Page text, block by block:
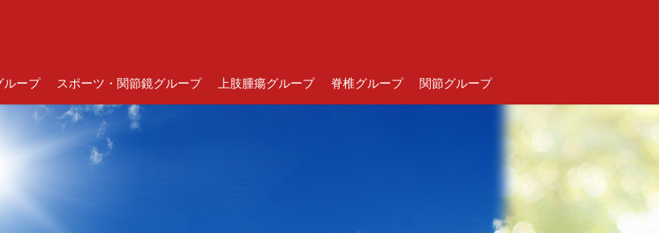
ループ スポーツ・関節鏡グループ 上肢腫瘍グループ 脊椎グループ 関節グループ